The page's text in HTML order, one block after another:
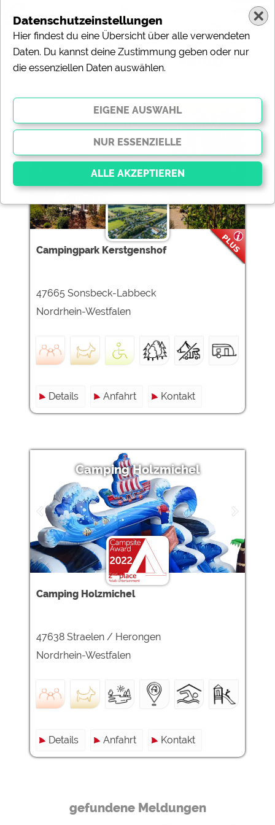
Ergebnisse für 'Venlo'
Campingpark Kerstgenshof
Campingpark Kerstgenshof
47665 Sonsbeck-Labbeck
Nordrhein-Westfalen
Details Anfahrt Kontakt
Camping Holzmichel
Camping Holzmichel
47638 Straelen / Herongen
Nordrhein-Westfalen
Details Anfahrt Kontakt
gefundene Meldungen
Datenschutzeinstellungen
Hier findest du eine Übersicht über alle verwendeten
Daten. Du kannst deine Zustimmung geben oder nur
die essenziellen Daten auswählen.
Essenziell
Essenzielle Cookies ermöglichen grundlegende
Funktionen und sind für die einwandfreie Funktion der
Website dringend erforderlich. Ohne diese Cookies
Externe Medien
Campingplatzvorschau (Vorschau
der Internetseiten von
siehe Datenschutzerklärung des
jeweiligen Anbieters
Google reCAPTCHA (Formulare) https://policies.google.com/privacy
Statistiken
https://policies.google.com/privacy
Marketing
Google Ads
https://policies.google.com/privacy
Google AdSense
https://policies.google.com/privacy
Google Remarketing
https://policies.google.com/privacy
Die Cookieeinstellungen können jeder Zeit im Footer